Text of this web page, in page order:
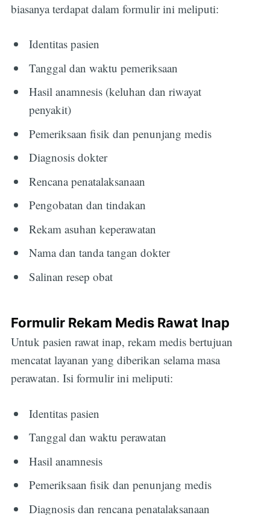
biasanya terdapat dalam formulir ini meliputi:
Identitas pasien
Tanggal dan waktu pemeriksaan
Hasil anamnesis (keluhan dan riwayat
penyakit)
Pemeriksaan fisik dan penunjang medis
Diagnosis dokter
Rencana penatalaksanaan
Pengobatan dan tindakan
Rekam asuhan keperawatan
Nama dan tanda tangan dokter
Salinan resep obat
Formulir Rekam Medis Rawat Inap
Untuk pasien rawat inap, rekam medis bertujuan
mencatat layanan yang diberikan selama masa
perawatan. Isi formulir ini meliputi:
Identitas pasien
Tanggal dan waktu perawatan
Hasil anamnesis
Pemeriksaan fisik dan penunjang medis
Diagnosis dan rencana penatalaksanaan